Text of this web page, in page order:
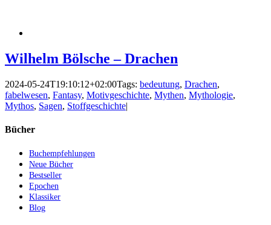
Wilhelm Bölsche – Drachen
2024-05-24T19:10:12+02:00Tags: bedeutung, Drachen,
fabelwesen, Fantasy, Motivgeschichte, Mythen, Mythologie,
Mythos, Sagen, Stoffgeschichte|
Bücher
Buchempfehlungen
Neue Bücher
Bestseller
Epochen
Klassiker
Blog